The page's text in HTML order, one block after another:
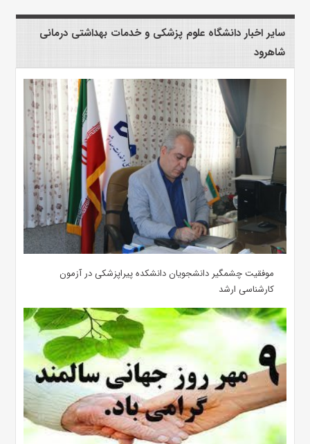
سایر اخبار دانشگاه علوم پزشکی و خدمات بهداشتی درمانی
شاهرود
موفقیت چشمگیر دانشجویان دانشکده پیراپزشکی در آزمون
کارشناسی ارشد